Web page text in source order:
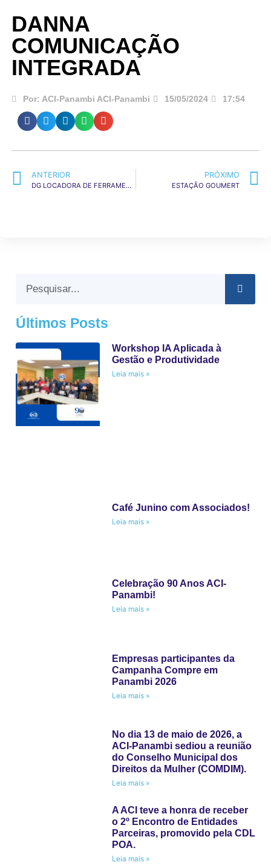
DANNA
COMUNICAÇÃO
INTEGRADA
Por: ACI-Panambi ACI-Panambi 15/05/2024 17:54
ANTERIOR
DG LOCADORA DE FERRAMENTAS E EQUIPAMENTOS
PRÓXIMO
ESTAÇÃO GOUMERT
Últimos Posts
Workshop IA Aplicada à
Gestão e Produtividade
Leia mais »
Café Junino com Associados!
Leia mais »
Celebração 90 Anos ACI-
Panambi!
Leia mais »
Empresas participantes da
Campanha Compre em
Panambi 2026
Leia mais »
No dia 13 de maio de 2026, a
ACI-Panambi sediou a reunião
do Conselho Municipal dos
Direitos da Mulher (COMDIM).
Leia mais »
A ACI teve a honra de receber
o 2º Encontro de Entidades
Parceiras, promovido pela CDL
POA.
Leia mais »